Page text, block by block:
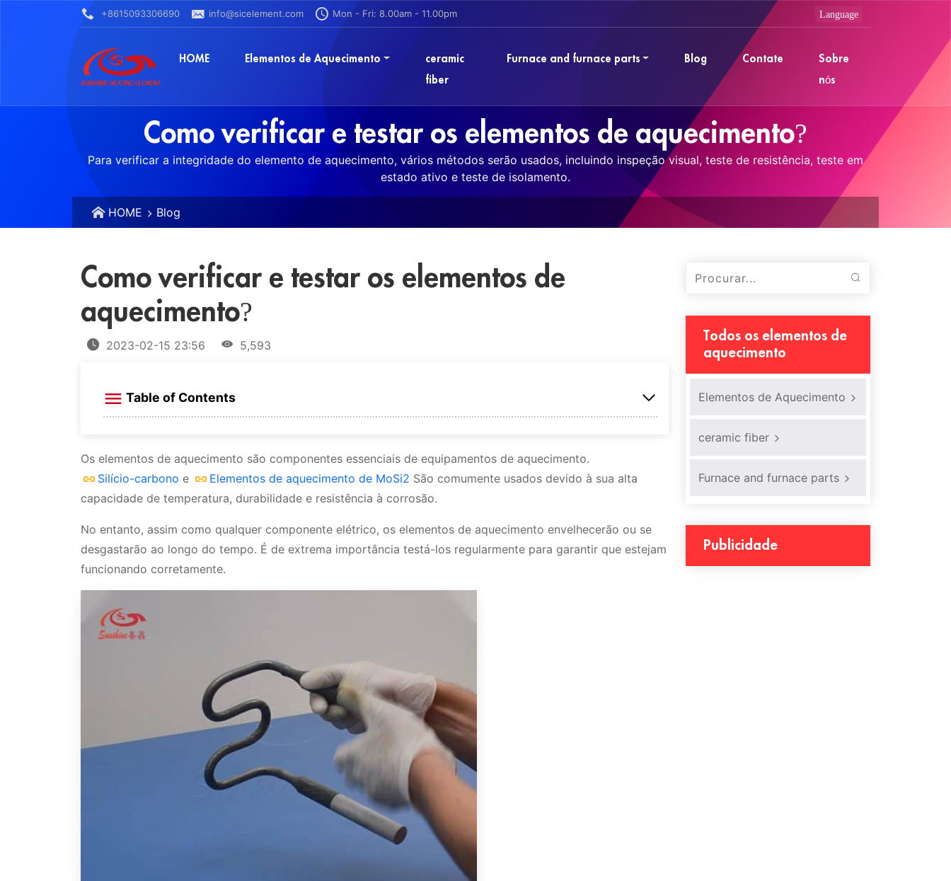
+8615093306690 info@sicelement.com Mon - Fri: 8.00am - 11.00pm
HOME Elementos de Aquecimento
ceramic
fiber
Furnace and furnace parts Blog Contate
Sobre
nós
Como verificar e testar os elementos de aquecimento?
Para verificar a integridade do elemento de aquecimento, vários métodos serão usados, incluindo inspeção visual, teste de resistência, teste em
estado ativo e teste de isolamento.
HOME Blog
Como verificar e testar os elementos de
aquecimento?
2023-02-15 23:56 5,593
Table of Contents
Inspeção Visual
Teste de Resistência
Teste de Isolamento
Os elementos de aquecimento são componentes essenciais de equipamentos de aquecimento.
Silício-carbono e Elementos de aquecimento de MoSi2 São comumente usados devido à sua alta
capacidade de temperatura, durabilidade e resistência à corrosão.
No entanto, assim como qualquer componente elétrico, os elementos de aquecimento envelhecerão ou se
desgastarão ao longo do tempo. É de extrema importância testá-los regularmente para garantir que estejam
funcionando corretamente.
Todos os elementos de
aquecimento
Elementos de Aquecimento
ceramic fiber
Furnace and furnace parts
Publicidade